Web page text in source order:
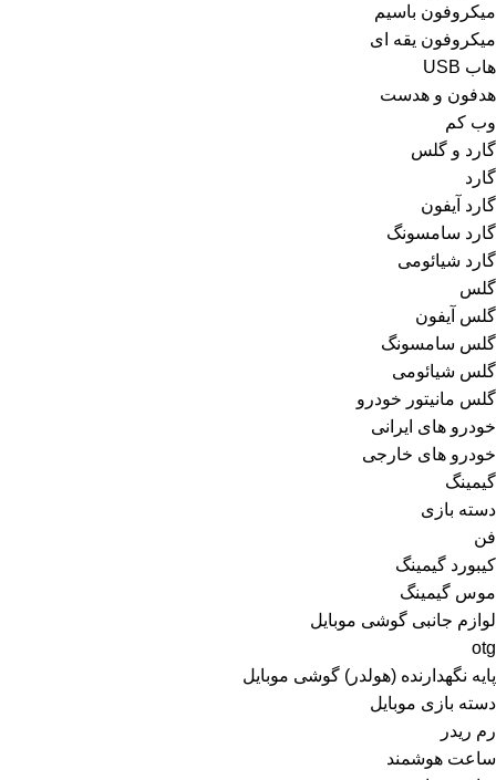
میکروفون باسیم
میکروفون یقه ای
هاب USB
هدفون و هدست
وب کم
گارد و گلس
گارد
گارد آیفون
گارد سامسونگ
گارد شیائومی
گلس
گلس آیفون
گلس سامسونگ
گلس شیائومی
گلس مانیتور خودرو
خودرو های ایرانی
خودرو های خارجی
گیمینگ
دسته بازی
فن
کیبورد گیمینگ
موس گیمینگ
لوازم جانبی گوشی موبایل
otg
پایه نگهدارنده (هولدر) گوشی موبایل
دسته بازی موبایل
رم ریدر
ساعت هوشمند